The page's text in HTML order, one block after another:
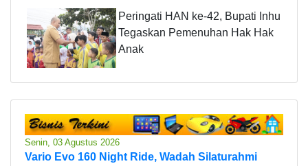
Peringati HAN ke-42, Bupati Inhu
Tegaskan Pemenuhan Hak Hak
Anak
Senin, 03 Agustus 2026
Vario Evo 160 Night Ride, Wadah Silaturahmi